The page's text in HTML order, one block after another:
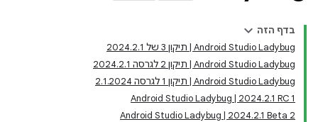
בדף הזה
Android Studio Ladybug | תיקון 3 של 2024.2.1
Android Studio Ladybug | תיקון 2 לגרסה 2024.2.1
Android Studio Ladybug | תיקון 1 לגרסה 2.1.2024
Android Studio Ladybug | 2024.2.1 RC 1
Android Studio Ladybug | 2024.2.1 Beta 2